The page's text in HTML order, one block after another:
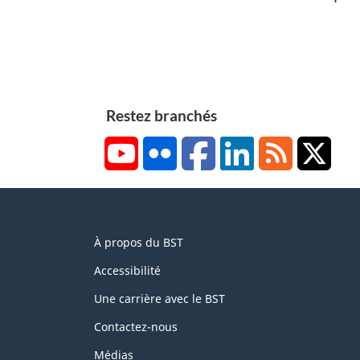
Restez branchés
YouTubeFlickr FacebookLinkedInRSS
this
site
À propos du BST
Accessibilité
Une carrière avec le BST
Contactez-nous
Médias